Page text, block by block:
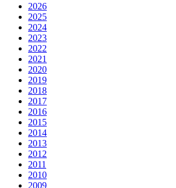
2026
2025
2024
2023
2022
2021
2020
2019
2018
2017
2016
2015
2014
2013
2012
2011
2010
2009